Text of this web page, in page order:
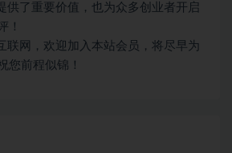
供了重要价值，也为众多创业者开启
！
联网，欢迎加入本站会员，将尽早为
您前程似锦！